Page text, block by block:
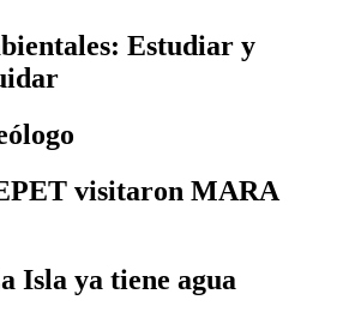
Estudiar y
visitaron MARA
Isla ya tiene agua